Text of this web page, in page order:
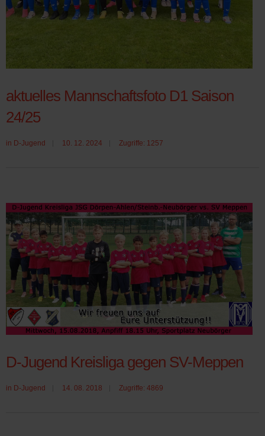
aktuelles Mannschaftsfoto D1 Saison
24/25
in D-Jugend 10. 12. 2024 Zugriffe: 1257
D-Jugend Kreisliga gegen SV-Meppen
in D-Jugend 14. 08. 2018 Zugriffe: 4869